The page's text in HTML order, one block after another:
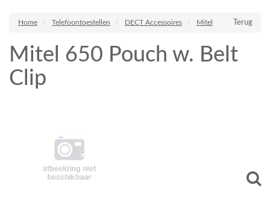
Terug
Home Telefoontoestellen DECT Accessoires Mitel
Mitel 650 Pouch w. Belt
Clip